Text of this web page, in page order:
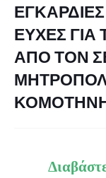
ΕΥΧΕΣ ΓΙΑ
ΑΠΟ ΤΟΝ